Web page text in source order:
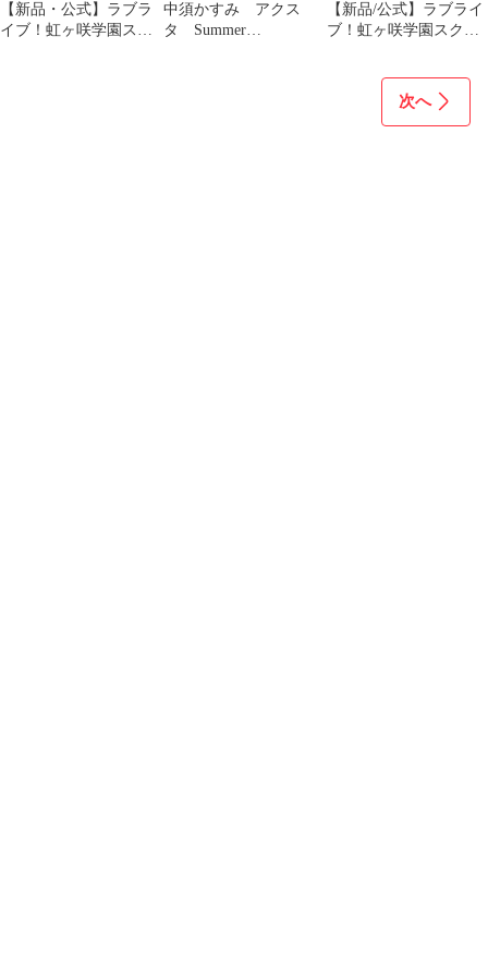
【新品・公式】ラブラ
イブ！虹ヶ咲学園スク
中須かすみ アクス
タ Summer
【新品/公式】ラブライ
ブ！虹ヶ咲学園スクー
シャツメンズ 公式グッ
次へ